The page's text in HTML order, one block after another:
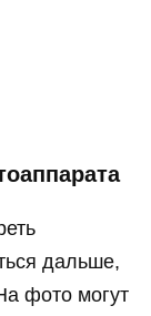
дальше,
фото могут